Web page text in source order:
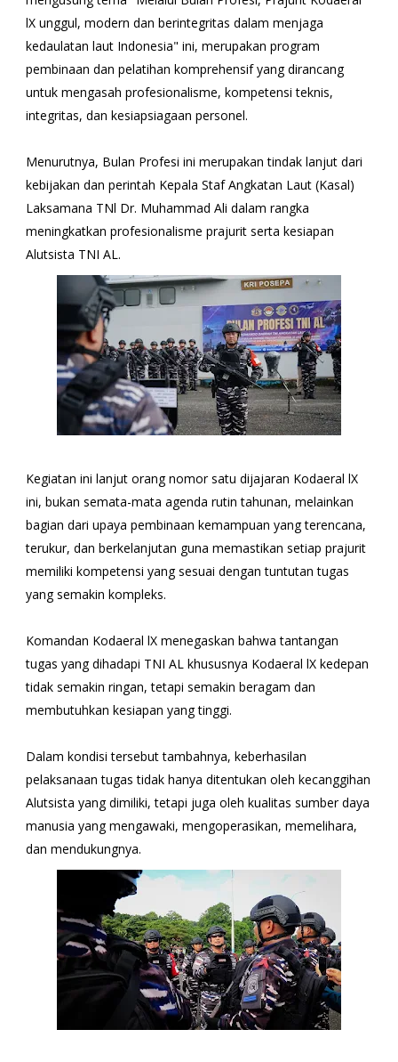
lX unggul, modern dan berintegritas dalam menjaga
kedaulatan laut Indonesia" ini, merupakan program
pembinaan dan pelatihan komprehensif yang dirancang
untuk mengasah profesionalisme, kompetensi teknis,
integritas, dan kesiapsiagaan personel.
Menurutnya, Bulan Profesi ini merupakan tindak lanjut dari
kebijakan dan perintah Kepala Staf Angkatan Laut (Kasal)
Laksamana TNl Dr. Muhammad Ali dalam rangka
meningkatkan profesionalisme prajurit serta kesiapan
Alutsista TNI AL.
Kegiatan ini lanjut orang nomor satu dijajaran Kodaeral lX
ini, bukan semata-mata agenda rutin tahunan, melainkan
bagian dari upaya pembinaan kemampuan yang terencana,
terukur, dan berkelanjutan guna memastikan setiap prajurit
memiliki kompetensi yang sesuai dengan tuntutan tugas
yang semakin kompleks.
Komandan Kodaeral lX menegaskan bahwa tantangan
tugas yang dihadapi TNI AL khususnya Kodaeral lX kedepan
tidak semakin ringan, tetapi semakin beragam dan
membutuhkan kesiapan yang tinggi.
Dalam kondisi tersebut tambahnya, keberhasilan
pelaksanaan tugas tidak hanya ditentukan oleh kecanggihan
Alutsista yang dimiliki, tetapi juga oleh kualitas sumber daya
manusia yang mengawaki, mengoperasikan, memelihara,
dan mendukungnya.